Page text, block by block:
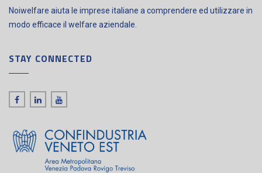
Noiwelfare aiuta le imprese italiane a comprendere ed utilizzare in
modo efficace il welfare aziendale.
STAY CONNECTED